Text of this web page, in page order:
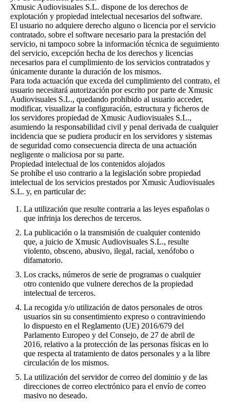
Xmusic Audiovisuales S.L. dispone de los derechos de
explotación y propiedad intelectual necesarios del software.
El usuario no adquiere derecho alguno o licencia por el servicio
contratado, sobre el software necesario para la prestación del
servicio, ni tampoco sobre la información técnica de seguimiento
del servicio, excepción hecha de los derechos y licencias
necesarios para el cumplimiento de los servicios contratados y
únicamente durante la duración de los mismos.
Para toda actuación que exceda del cumplimiento del contrato, el
usuario necesitará autorización por escrito por parte de Xmusic
Audiovisuales S.L., quedando prohibido al usuario acceder,
modificar, visualizar la configuración, estructura y ficheros de
los servidores propiedad de Xmusic Audiovisuales S.L.,
asumiendo la responsabilidad civil y penal derivada de cualquier
incidencia que se pudiera producir en los servidores y sistemas
de seguridad como consecuencia directa de una actuación
negligente o maliciosa por su parte.
Propiedad intelectual de los contenidos alojados
Se prohíbe el uso contrario a la legislación sobre propiedad
intelectual de los servicios prestados por Xmusic Audiovisuales
S.L. y, en particular de:
La utilización que resulte contraria a las leyes españolas o
que infrinja los derechos de terceros.
La publicación o la transmisión de cualquier contenido
que, a juicio de Xmusic Audiovisuales S.L., resulte
violento, obsceno, abusivo, ilegal, racial, xenófobo o
difamatorio.
Los cracks, números de serie de programas o cualquier
otro contenido que vulnere derechos de la propiedad
intelectual de terceros.
La recogida y/o utilización de datos personales de otros
usuarios sin su consentimiento expreso o contraviniendo
lo dispuesto en el Reglamento (UE) 2016/679 del
Parlamento Europeo y del Consejo, de 27 de abril de
2016, relativo a la protección de las personas físicas en lo
que respecta al tratamiento de datos personales y a la libre
circulación de los mismos.
La utilización del servidor de correo del dominio y de las
direcciones de correo electrónico para el envío de correo
masivo no deseado.